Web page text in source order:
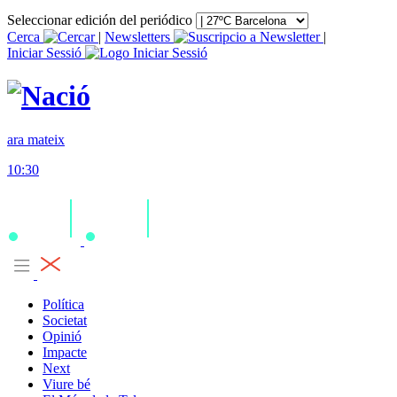
Seleccionar edición del periódico
Cerca
| Newsletters
|
Iniciar Sessió
ara mateix
10:30
Política
Societat
Opinió
Impacte
Next
Viure bé